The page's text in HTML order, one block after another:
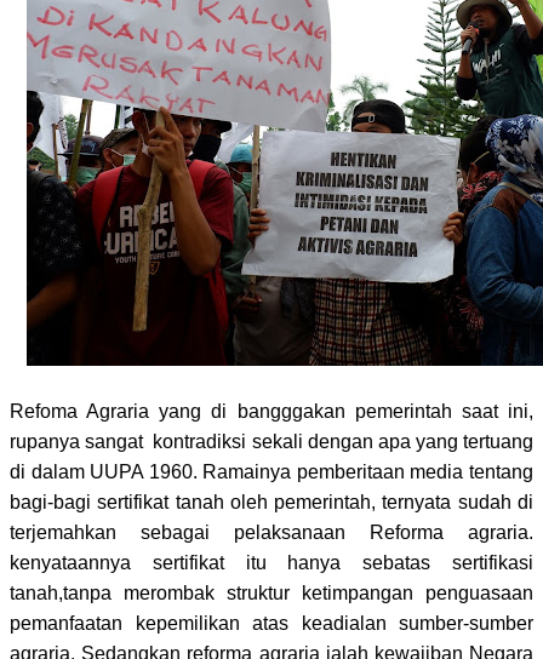
Refoma Agraria yang di bangggakan pemerintah saat ini,
rupanya sangat kontradiksi sekali dengan apa yang tertuang
di dalam UUPA 1960. Ramainya pemberitaan media tentang
bagi-bagi sertifikat tanah oleh pemerintah, ternyata sudah di
terjemahkan sebagai pelaksanaan Reforma agraria.
kenyataannya sertifikat itu hanya sebatas sertifikasi
tanah,tanpa merombak struktur ketimpangan penguasaan
pemanfaatan kepemilikan atas keadialan sumber-sumber
agraria. Sedangkan reforma agraria ialah kewajiban Negara